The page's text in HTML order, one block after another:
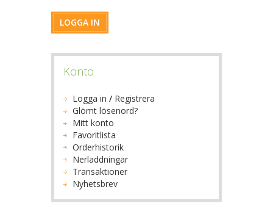
LOGGA IN
Konto
Logga in / Registrera
Glömt lösenord?
Mitt konto
Favoritlista
Orderhistorik
Nerladdningar
Transaktioner
Nyhetsbrev